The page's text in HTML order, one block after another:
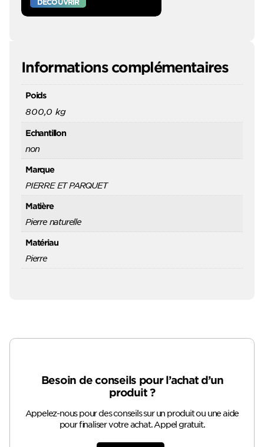
Informations complémentaires
Poids
800,0 kg
Echantillon
non
Marque
PIERRE ET PARQUET
Matière
Pierre naturelle
Matériau
Pierre
Besoin de conseils pour l’achat d’un
produit ?
Appelez-nous pour des conseils sur un produit ou une aide
pour finaliser votre achat. Appel gratuit.